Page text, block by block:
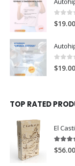
0 de 5
$19.00
0 de 5
$19.00
TOP RATED
5.00 de
$56.00